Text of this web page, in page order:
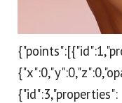
{"id":3,"properties":